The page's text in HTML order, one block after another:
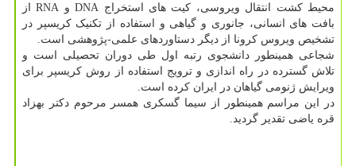
محیط کشت انتقال ویروسی، کیت های استخراج DNA و RNA از
بافت های انسانی، جانوری و گیاهی و استفاده از تکنیک کریسپر در
تشخیص ویروس کرونا از دیگر دستاوردهای علمی-پژوهشی است.
شجاعی همینطور دانشجوی رتبه اول طی دوران تحصیلی است و
تلاش گسترده در راه اندازی و ترویج استفاده از روش کریسپر برای
ویرایش ژنومی گیاهان در ایران کرده است.
در این مراسم همینطور از سیما گسکری همسر مرحوم دکتر بهزاد
قره یاضی تقدیر گردید.